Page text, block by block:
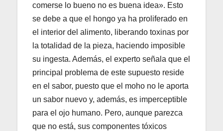
comerse lo bueno no es buena idea». Esto
se debe a que el hongo ya ha proliferado en
el interior del alimento, liberando toxinas por
la totalidad de la pieza, haciendo imposible
su ingesta. Además, el experto señala que el
principal problema de este supuesto reside
en el sabor, puesto que el moho no le aporta
un sabor nuevo y, además, es imperceptible
para el ojo humano. Pero, aunque parezca
que no está, sus componentes tóxicos